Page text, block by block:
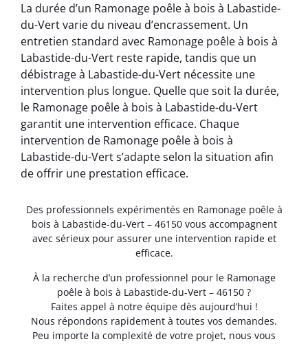
La durée d’un Ramonage poêle à bois à Labastide-
du-Vert varie du niveau d’encrassement. Un
entretien standard avec Ramonage poêle à bois à
Labastide-du-Vert reste rapide, tandis que un
débistrage à Labastide-du-Vert nécessite une
intervention plus longue. Quelle que soit la durée,
le Ramonage poêle à bois à Labastide-du-Vert
garantit une intervention efficace. Chaque
intervention de Ramonage poêle à bois à
Labastide-du-Vert s’adapte selon la situation afin
de offrir une prestation efficace.
Des professionnels expérimentés en Ramonage poêle à
bois à Labastide-du-Vert – 46150 vous accompagnent
avec sérieux pour assurer une intervention rapide et
efficace.
À la recherche d’un professionnel pour le Ramonage
poêle à bois à Labastide-du-Vert – 46150 ?
Faites appel à notre équipe dès aujourd’hui !
Nous répondons rapidement à toutes vos demandes.
Peu importe la complexité de votre projet, nous vous